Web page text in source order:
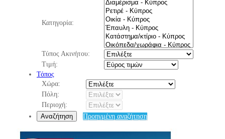
Κατηγορία:
Τύπος Ακινήτου:
Τιμή:
Τόπος
Χώρα:
Πόλη:
Περιοχή:
Αναζήτηση
Προηγμένη αναζήτηση